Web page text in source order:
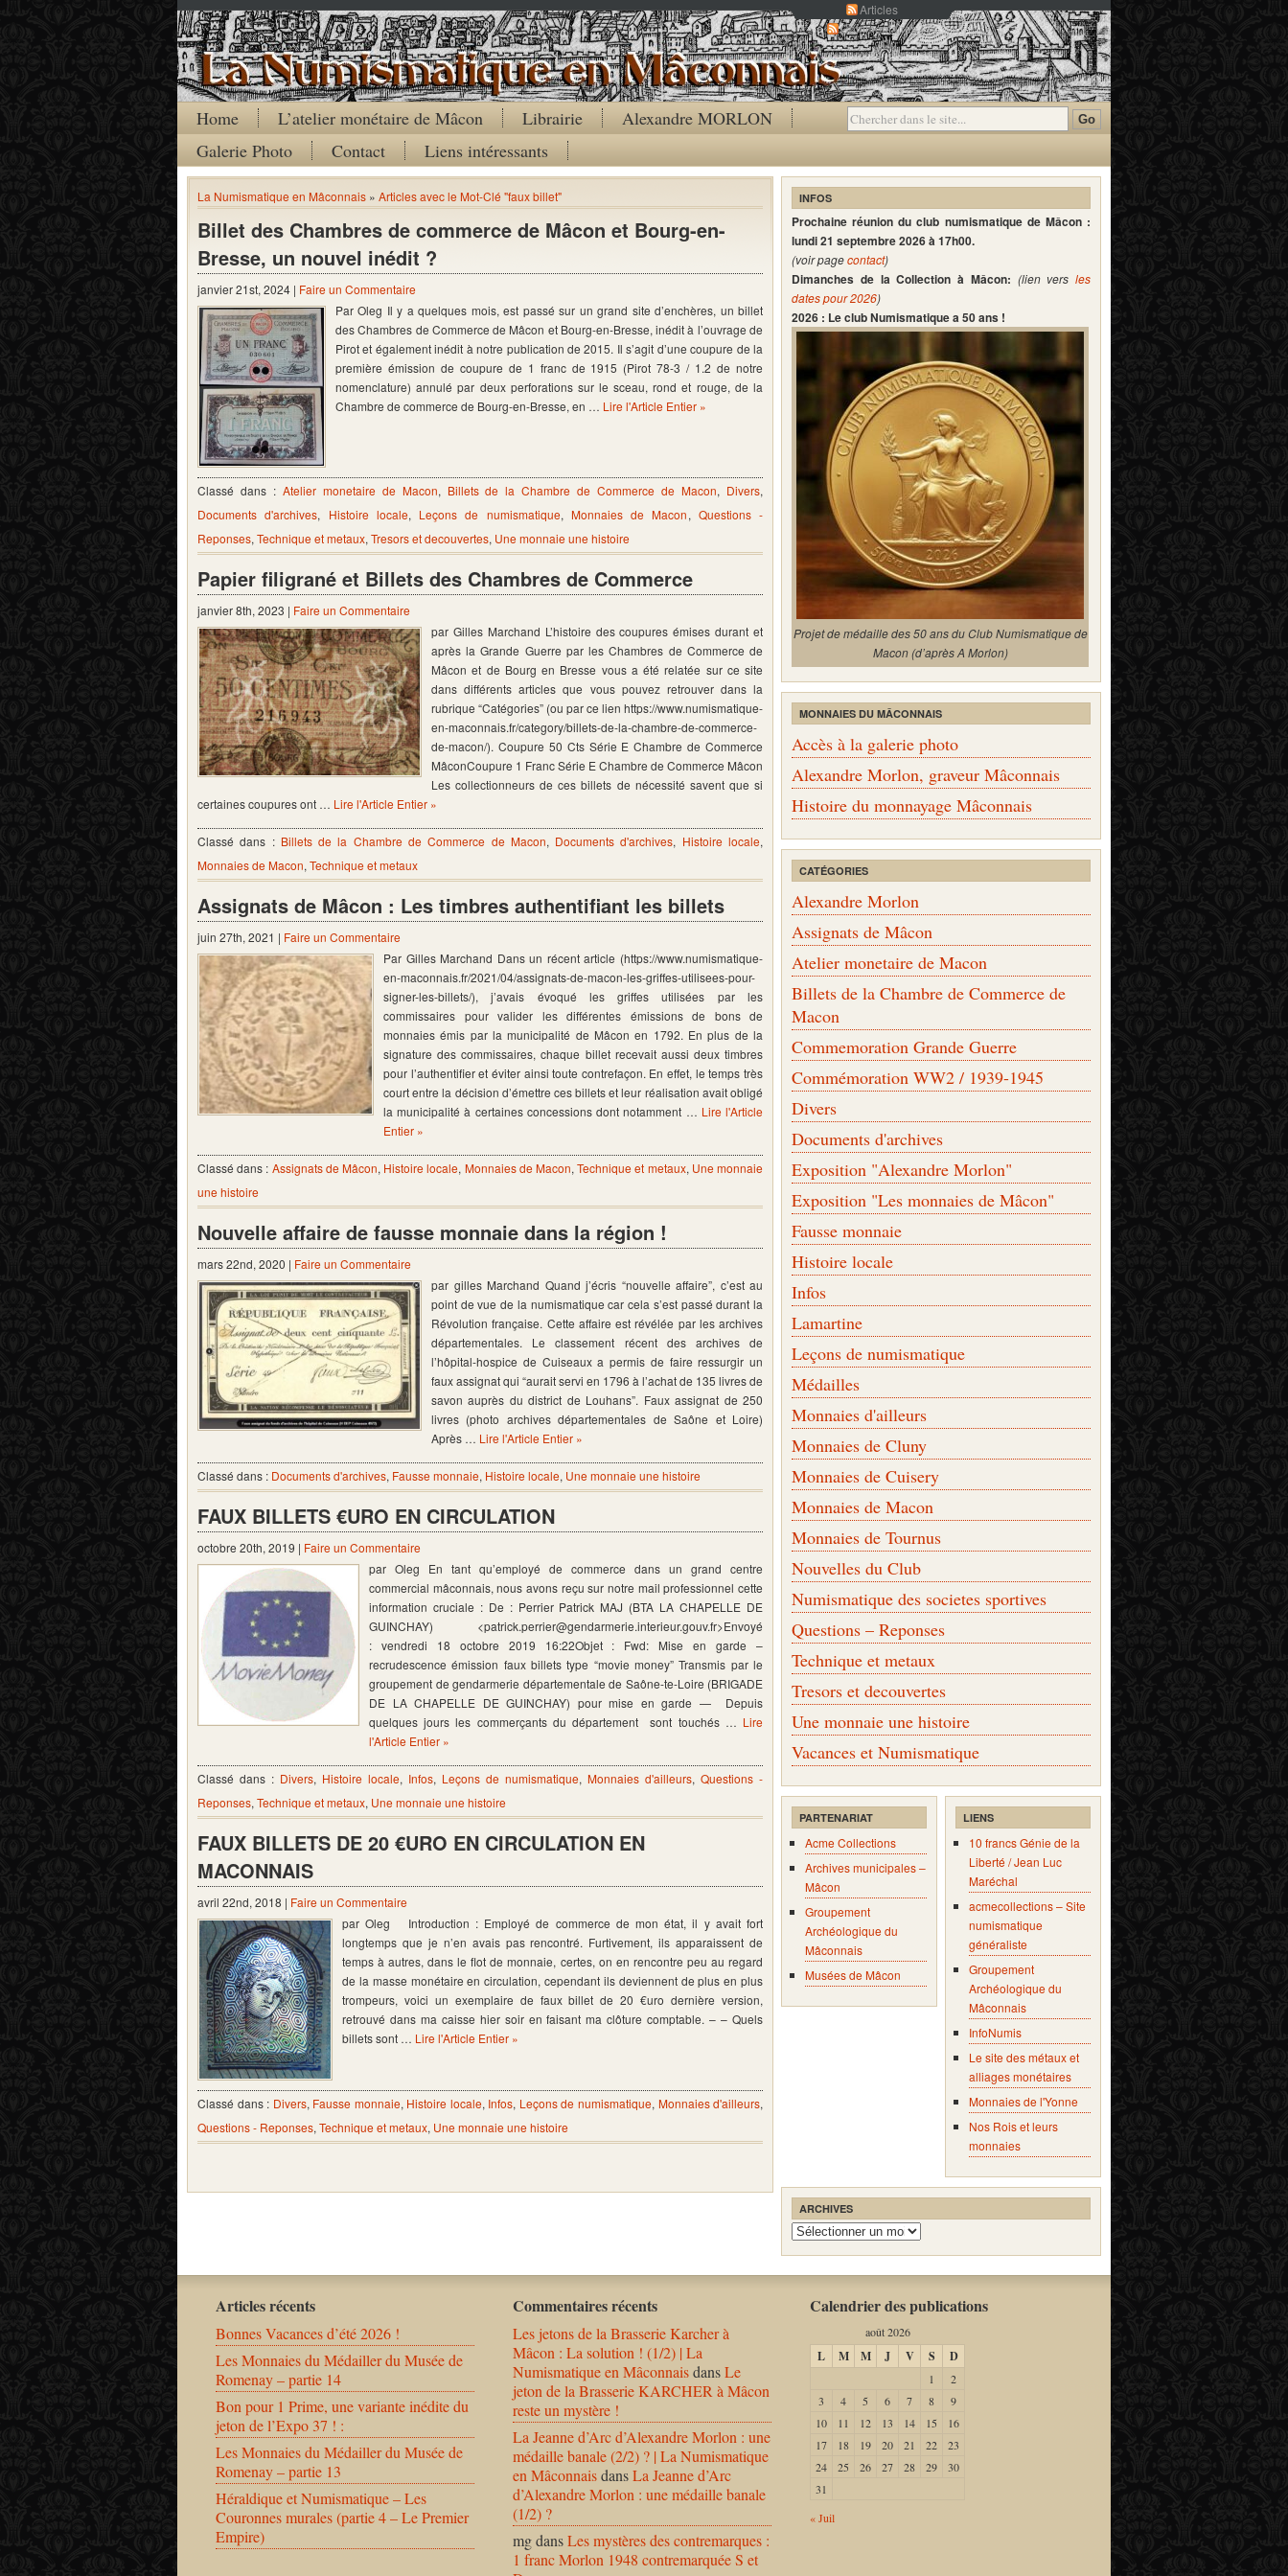
Articles
Commentaires
Home L’atelier monétaire de Mâcon Librairie
Alexandre MORLON
Galerie Photo
Contact Liens intéressants
La Numismatique en Mâconnais » Articles avec le Mot-Clé "faux billet"
Billet des Chambres de commerce de Mâcon et Bourg-en-
Bresse, un nouvel inédit ?
janvier 21st, 2024 | Faire un Commentaire
Par Oleg Il y a quelques mois, est passé sur un grand site d’enchères, un billet
des Chambres de Commerce de Mâcon et Bourg-en-Bresse, inédit à l’ouvrage de
Pirot et également inédit à notre publication de 2015. Il s’agit d’une coupure de la
première émission de coupure de 1 franc de 1915 (Pirot 78-3 / 1.2 de notre
nomenclature) annulé par deux perforations sur le sceau, rond et rouge, de la
Chambre de commerce de Bourg-en-Bresse, en … Lire l'Article Entier »
Classé dans : Atelier monetaire de Macon, Billets de la Chambre de Commerce de Macon, Divers,
Documents d'archives, Histoire locale, Leçons de numismatique, Monnaies de Macon, Questions -
Reponses, Technique et metaux, Tresors et decouvertes, Une monnaie une histoire
Papier filigrané et Billets des Chambres de Commerce
janvier 8th, 2023 | Faire un Commentaire
par Gilles Marchand L’histoire des coupures émises durant et
après la Grande Guerre par les Chambres de Commerce de
Mâcon et de Bourg en Bresse vous a été relatée sur ce site
dans différents articles que vous pouvez retrouver dans la
rubrique “Catégories” (ou par ce lien https://www.numismatique-
en-maconnais.fr/category/billets-de-la-chambre-de-commerce-
de-macon/). Coupure 50 Cts Série E Chambre de Commerce
MâconCoupure 1 Franc Série E Chambre de Commerce Mâcon
Les collectionneurs de ces billets de nécessité savent que si
certaines coupures ont … Lire l'Article Entier »
Classé dans : Billets de la Chambre de Commerce de Macon, Documents d'archives, Histoire locale,
Monnaies de Macon, Technique et metaux
Assignats de Mâcon : Les timbres authentifiant les billets
juin 27th, 2021 | Faire un Commentaire
Par Gilles Marchand Dans un récent article (https://www.numismatique-
en-maconnais.fr/2021/04/assignats-de-macon-les-griffes-utilisees-pour-
signer-les-billets/), j’avais évoqué les griffes utilisées par les
commissaires pour valider les différentes émissions de bons de
monnaies émis par la municipalité de Mâcon en 1792. En plus de la
signature des commissaires, chaque billet recevait aussi deux timbres
pour l’authentifier et éviter ainsi toute contrefaçon. En effet, le temps très
court entre la décision d’émettre ces billets et leur réalisation avait obligé
la municipalité à certaines concessions dont notamment … Lire l'Article
Entier »
Classé dans : Assignats de Mâcon, Histoire locale, Monnaies de Macon,Technique et metaux, Une monnaie
une histoire
Nouvelle affaire de fausse monnaie dans la région !
mars 22nd, 2020 | Faire un Commentaire
par gilles Marchand Quand j’écris “nouvelle affaire”, c’est au
point de vue de la numismatique car cela s’est passé durant la
Révolution française. Cette affaire est révélée par les archives
départementales. Le classement récent des archives de
l’hôpital-hospice de Cuiseaux a permis de faire ressurgir un
faux assignat qui “aurait servi en 1796 à l’achat de 135 livres de
savon auprès du district de Louhans”. Faux assignat de 250
livres (photo archives départementales de Saône et Loire)
Après … Lire l'Article Entier »
Classé dans : Documents d'archives, Fausse monnaie, Histoire locale, Une monnaie une histoire
FAUX BILLETS €URO EN CIRCULATION
octobre 20th, 2019 | Faire un Commentaire
par Oleg En tant qu’employé de commerce dans un grand centre
commercial mâconnais, nous avons reçu sur notre mail professionnel cette
information cruciale : De : Perrier Patrick MAJ (BTA LA CHAPELLE DE
GUINCHAY) <patrick.perrier@gendarmerie.interieur.gouv.fr>Envoyé
: vendredi 18 octobre 2019 16:22Objet : Fwd: Mise en garde –
recrudescence émission faux billets type “movie money” Transmis par le
groupement de gendarmerie départementale de Saône-te-Loire (BRIGADE
DE LA CHAPELLE DE GUINCHAY) pour mise en garde — Depuis
quelques jours les commerçants du département sont touchés … Lire
l'Article Entier »
Classé dans : Divers, Histoire locale, Infos, Leçons de numismatique, Monnaies d'ailleurs, Questions -
Reponses, Technique et metaux, Une monnaie une histoire
FAUX BILLETS DE 20 €URO EN CIRCULATION EN
MACONNAIS
avril 22nd, 2018 | Faire un Commentaire
par Oleg Introduction : Employé de commerce de mon état, il y avait fort
longtemps que je n’en avais pas rencontré. Furtivement, ils apparaissent de
temps à autres, dans le flot de monnaie, certes, on en rencontre peu au regard
de la masse monétaire en circulation, cependant ils deviennent de plus en plus
trompeurs, voici un exemplaire de faux billet de 20 €uro dernière version,
retrouvé dans ma caisse hier soir en faisant ma clôture comptable. – – Quels
billets sont … Lire l'Article Entier »
Classé dans : Divers, Fausse monnaie, Histoire locale, Infos, Leçons de numismatique, Monnaies d'ailleurs,
Questions - Reponses, Technique et metaux, Une monnaie une histoire
INFOS
Prochaine réunion du club numismatique de Mâcon :
lundi 21 septembre 2026 à 17h00.
(voir pagecontact)
Dimanches de la Collection à Mâcon: (lien vers les
dates pour 2026)
2026 : Le club Numismatique a 50 ans !
Projet de médaille des 50 ans du Club Numismatique de
Macon (d’après A Morlon)
MONNAIES DU MÂCONNAIS
Accès à la galerie photo
Alexandre Morlon, graveur Mâconnais
Histoire du monnayage Mâconnais
CATÉGORIES
Alexandre Morlon
Assignats de Mâcon
Atelier monetaire de Macon
Billets de la Chambre de Commerce de
Macon
Commemoration Grande Guerre
Commémoration WW2 / 1939-1945
Divers
Documents d'archives
Exposition "Alexandre Morlon"
Exposition "Les monnaies de Mâcon"
Fausse monnaie
Histoire locale
Infos
Lamartine
Leçons de numismatique
Médailles
Monnaies d'ailleurs
Monnaies de Cluny
Monnaies de Cuisery
Monnaies de Macon
Monnaies de Tournus
Nouvelles du Club
Numismatique des societes sportives
Questions – Reponses
Technique et metaux
Tresors et decouvertes
Une monnaie une histoire
Vacances et Numismatique
PARTENARIAT
Acme Collections
Archives municipales –
Mâcon
Groupement
Archéologique du
Mâconnais
Musées de Mâcon
LIENS
10 francs Génie de la
Liberté / Jean Luc
Maréchal
acmecollections – Site
numismatique
généraliste
Groupement
Archéologique du
Mâconnais
InfoNumis
Le site des métaux et
alliages monétaires
Monnaies de l'Yonne
Nos Rois et leurs
monnaies
ARCHIVES
Archives
Articles récents
Bonnes Vacances d’été 2026 !
Les Monnaies du Médailler du Musée de
Romenay – partie 14
Bon pour 1 Prime, une variante inédite du
jeton de l’Expo 37 ! :
Les Monnaies du Médailler du Musée de
Romenay – partie 13
Héraldique et Numismatique – Les
Couronnes murales (partie 4 – Le Premier
Empire)
Commentaires récents
Les jetons de la Brasserie Karcher à
Mâcon : La solution ! (1/2) | La
Numismatique en MâconnaisdansLe
jeton de la Brasserie KARCHER à Mâcon
reste un mystère !
La Jeanne d’Arc d’Alexandre Morlon : une
médaille banale (2/2) ? | La Numismatique
en MâconnaisdansLa Jeanne d’Arc
d’Alexandre Morlon : une médaille banale
(1/2) ?
mgdansLes mystères des contremarques :
1 franc Morlon 1948 contremarquée S et
Calendrier des publications
août 2026
L M M J V S D
1
2
3
4 5 6 7 8
9
10
11 12 13 14 15
16
17
18 19 20 21 22
23
24
25 26 27 28 29
30
31
« Juil